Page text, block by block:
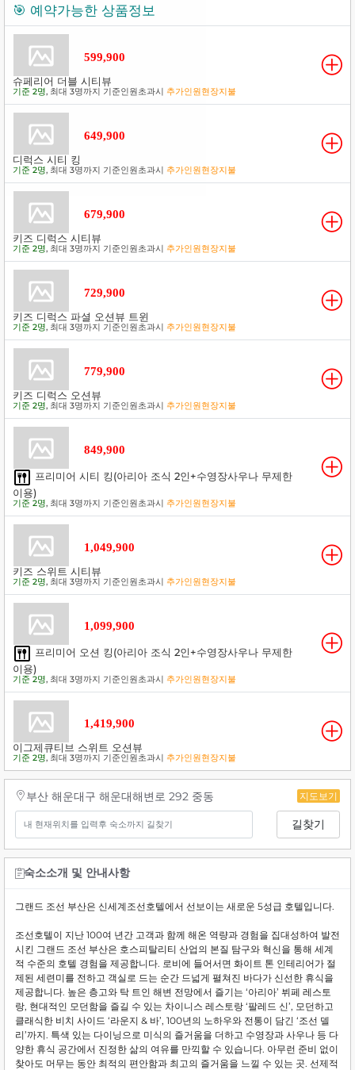
🎯 예약가능한 상품정보
599,900
슈페리어 더블 시티뷰
기준 2명, 최대 3명까지 기준인원초과시 추가인원현장지불
649,900
디럭스 시티 킹
기준 2명, 최대 3명까지 기준인원초과시 추가인원현장지불
679,900
키즈 디럭스 시티뷰
기준 2명, 최대 3명까지 기준인원초과시 추가인원현장지불
729,900
키즈 디럭스 파셜 오션뷰 트윈
기준 2명, 최대 3명까지 기준인원초과시 추가인원현장지불
779,900
키즈 디럭스 오션뷰
기준 2명, 최대 3명까지 기준인원초과시 추가인원현장지불
849,900
프리미어 시티 킹(아리아 조식 2인+수영장사우나 무제한
이용)
기준 2명, 최대 3명까지 기준인원초과시 추가인원현장지불
1,049,900
키즈 스위트 시티뷰
기준 2명, 최대 3명까지 기준인원초과시 추가인원현장지불
1,099,900
프리미어 오션 킹(아리아 조식 2인+수영장사우나 무제한
이용)
기준 2명, 최대 3명까지 기준인원초과시 추가인원현장지불
1,419,900
이그제큐티브 스위트 오션뷰
기준 2명, 최대 3명까지 기준인원초과시 추가인원현장지불
부산 해운대구 해운대해변로 292 중동 지도보기
길찾기
숙소소개 및 안내사항
그랜드 조선 부산은 신세계조선호텔에서 선보이는 새로운 5성급 호텔입니다.
조선호텔이 지난 100여 년간 고객과 함께 해온 역량과 경험을 집대성하여 발전
시킨 그랜드 조선 부산은 호스피탈리티 산업의 본질 탐구와 혁신을 통해 세계
적 수준의 호텔 경험을 제공합니다. 로비에 들어서면 화이트 톤 인테리어가 절
제된 세련미를 전하고 객실로 드는 순간 드넓게 펼쳐진 바다가 신선한 휴식을
제공합니다. 높은 층고와 탁 트인 해변 전망에서 즐기는 ‘아리아’ 뷔페 레스토
랑, 현대적인 모던함을 즐길 수 있는 차이니스 레스토랑 ‘팔레드 신’, 모던하고
클래식한 비치 사이드 ‘라운지 & 바’, 100년의 노하우와 전통이 담긴 ‘조선 델
리’까지. 특색 있는 다이닝으로 미식의 즐거움을 더하고 수영장과 사우나 등 다
양한 휴식 공간에서 진정한 삶의 여유를 만끽할 수 있습니다. 아무런 준비 없이
찾아도 머무는 동안 최적의 편안함과 최고의 즐거움을 느낄 수 있는 곳. 선제적